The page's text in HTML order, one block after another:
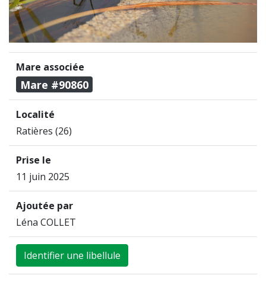
Mare associée
Mare #90860
Localité
Ratières (26)
Prise le
11 juin 2025
Ajoutée par
Léna COLLET
Identifier une libellule